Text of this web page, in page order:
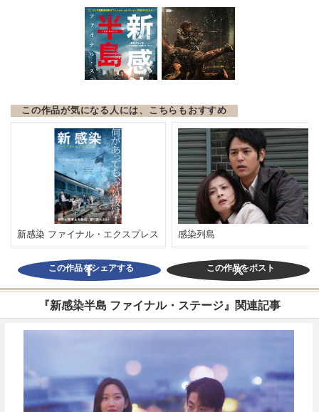
この作品が気になる人には、こちらもおすすめ
新感染 ファイナル・エクスプレス 感染列島
この作品をシェアする この作品をポスト
『新感染半島 ファイナル・ステージ』関連記事